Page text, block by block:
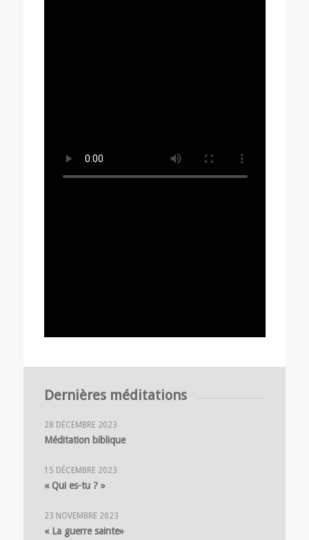
Dernières méditations
28 DÉCEMBRE 2023
Méditation biblique
15 DÉCEMBRE 2023
« Qui es-tu ? »
23 NOVEMBRE 2023
« La guerre sainte»